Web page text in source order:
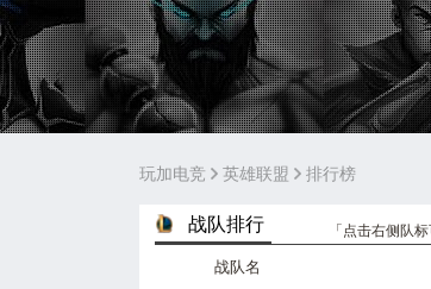
玩加电竞 英雄联盟 排行榜
战队排行 「点击右侧队
战队名